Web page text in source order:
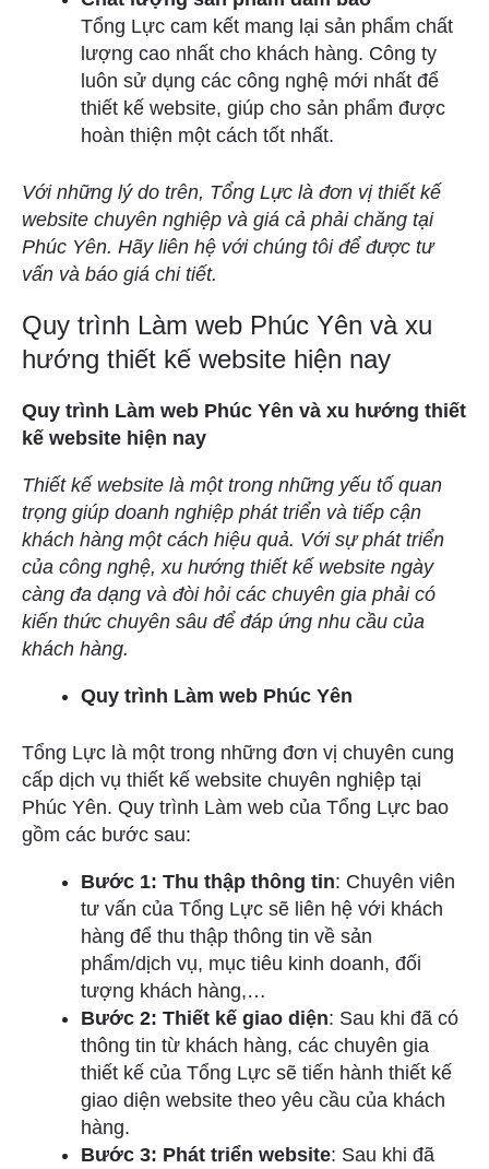
Tổng Lực cam kết mang lại sản phẩm chất
lượng cao nhất cho khách hàng. Công ty
luôn sử dụng các công nghệ mới nhất để
thiết kế website, giúp cho sản phẩm được
hoàn thiện một cách tốt nhất.
Với những lý do trên, Tổng Lực là đơn vị thiết kế
website chuyên nghiệp và giá cả phải chăng tại
Phúc Yên. Hãy liên hệ với chúng tôi để được tư
vấn và báo giá chi tiết.
Quy trình Làm web Phúc Yên và xu
hướng thiết kế website hiện nay
Quy trình Làm web Phúc Yên và xu hướng thiết
kế website hiện nay
Thiết kế website là một trong những yếu tố quan
trọng giúp doanh nghiệp phát triển và tiếp cận
khách hàng một cách hiệu quả. Với sự phát triển
của công nghệ, xu hướng thiết kế website ngày
càng đa dạng và đòi hỏi các chuyên gia phải có
kiến thức chuyên sâu để đáp ứng nhu cầu của
khách hàng.
Quy trình Làm web Phúc Yên
Tổng Lực là một trong những đơn vị chuyên cung
cấp dịch vụ thiết kế website chuyên nghiệp tại
Phúc Yên. Quy trình Làm web của Tổng Lực bao
gồm các bước sau:
Bước 1: Thu thập thông tin: Chuyên viên
tư vấn của Tổng Lực sẽ liên hệ với khách
hàng để thu thập thông tin về sản
phẩm/dịch vụ, mục tiêu kinh doanh, đối
tượng khách hàng,…
Bước 2: Thiết kế giao diện: Sau khi đã có
thông tin từ khách hàng, các chuyên gia
thiết kế của Tổng Lực sẽ tiến hành thiết kế
giao diện website theo yêu cầu của khách
hàng.
Bước 3: Phát triển website: Sau khi đã